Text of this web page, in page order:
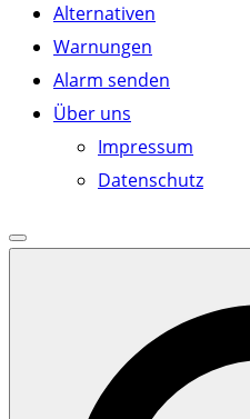
Alternativen
Warnungen
Alarm senden
Über uns
Impressum
Datenschutz